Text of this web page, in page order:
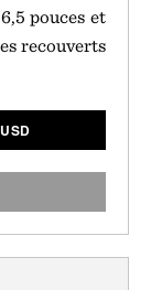
pouces et
recouverts